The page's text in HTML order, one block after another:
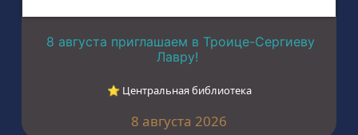
8 августа приглашаем в Троице-Сергиеву
Лавру!
⭐︎ Центральная библиотека
8 августа 2026